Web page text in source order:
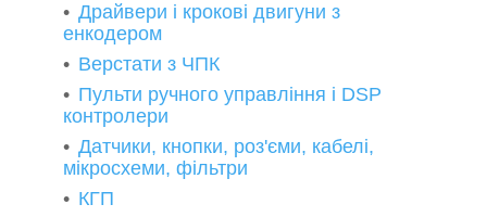
Драйвери і крокові двигуни з
енкодером
Верстати з ЧПК
Пульти ручного управління і DSP
контролери
Датчики, кнопки, роз'єми, кабелі,
мікросхеми, фільтри
КГП